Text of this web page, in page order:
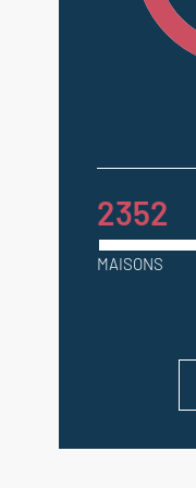
2352
MAISONS